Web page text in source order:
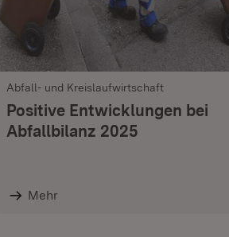
Abfall- und Kreislaufwirtschaft
Positive Entwicklungen bei
Abfallbilanz 2025
Mehr